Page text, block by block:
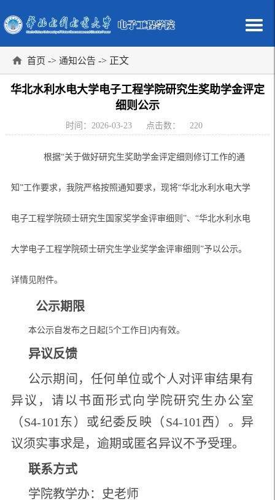
首页 -> 通知公告 -> 正文
华北水利水电大学电子工程学院研究生奖助学金评定
细则公示
时间：2026-03-23 点击数： 220
根据“关于做好研究生奖助学金评定细则修订工作的通
知”工作要求， 我院严格按照通知要求，现将“华北水利水电大学
电子工程学院硕士研究生国家奖学金评审细则”、“华北水利水电
大学电子工程学院硕士研究生学业奖学金评审细则”予以公示。
详情见附件。
公示期限
本公示自发布之日起[5个工作日]内有效。
异议反馈
公示期间，任何单位或个人对评审结果有
异议，请以书面形式向学院研究生办公室
（S4-101东）或纪委反映 （S4-101西） 。异
议须实事求是，逾期或匿名异议不予受理。
联系方式
学院教学办：史老师